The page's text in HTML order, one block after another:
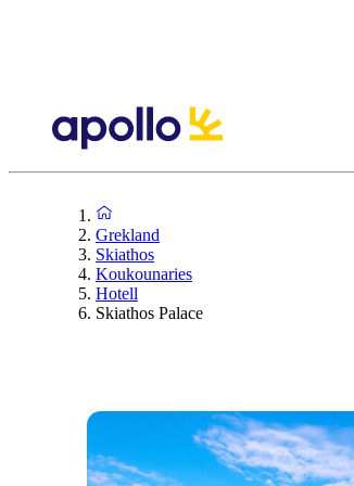
Grekland
Skiathos
Koukounaries
Hotell
Skiathos Palace